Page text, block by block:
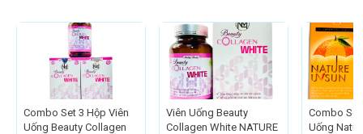
Combo Set 3 Hộp Viên
Uống Beauty Collagen
Viên Uống Beauty
Collagen White NATURE
Combo
Uống